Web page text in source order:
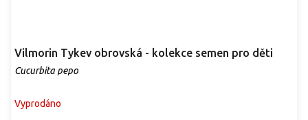
Vilmorin Tykev obrovská - kolekce semen pro děti
Cucurbita pepo
Vyprodáno